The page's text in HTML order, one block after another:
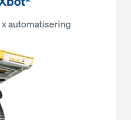
automatisering